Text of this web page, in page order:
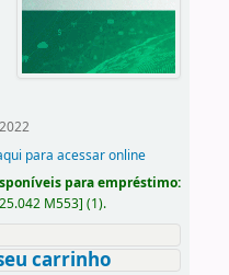
para acessar online
para empréstimo:
M553] (1).
carrinho